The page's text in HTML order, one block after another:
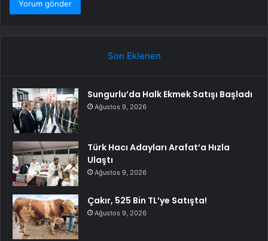
Son Eklenen
Sungurlu’da Halk Ekmek Satışı Başladı
Ağustos 9, 2026
Türk Hacı Adayları Arafat’a Hızla
Ulaştı
Ağustos 9, 2026
Çakır, 525 Bin TL’ye Satışta!
Ağustos 9, 2026